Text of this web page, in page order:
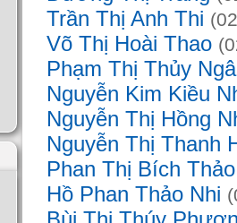
Trần Thị Anh Thi
Võ Thị Hoài Thao
Phạm Thị Thủy
Nguyễn Kim Kiều
Nguyễn Thị Hồng
Nguyễn Thị Thanh
Phan Thị Bích
Hồ Phan Thảo Nhi